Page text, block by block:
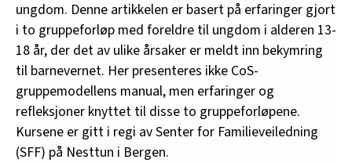
ungdom. Denne artikkelen er basert på erfaringer gjort
i to gruppeforløp med foreldre til ungdom i alderen 13-
18 år, der det av ulike årsaker er meldt inn bekymring
til barnevernet. Her presenteres ikke CoS-
gruppemodellens manual, men erfaringer og
refleksjoner knyttet til disse to gruppeforløpene.
Kursene er gitt i regi av Senter for Familieveiledning
(SFF) på Nesttun i Bergen.